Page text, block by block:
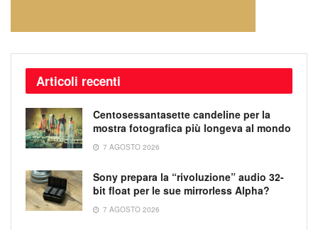
Articoli recenti
Centosessantasette candeline per la
mostra fotografica più longeva al mondo
7 AGOSTO 2026
Sony prepara la “rivoluzione” audio 32-
bit float per le sue mirrorless Alpha?
7 AGOSTO 2026